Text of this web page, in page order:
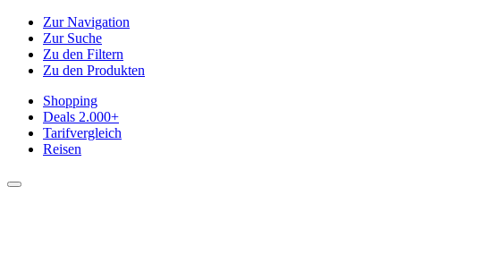
Zur Navigation
Zur Suche
Zu den Filtern
Zu den Produkten
Shopping
Deals 2.000+
Tarifvergleich
Reisen